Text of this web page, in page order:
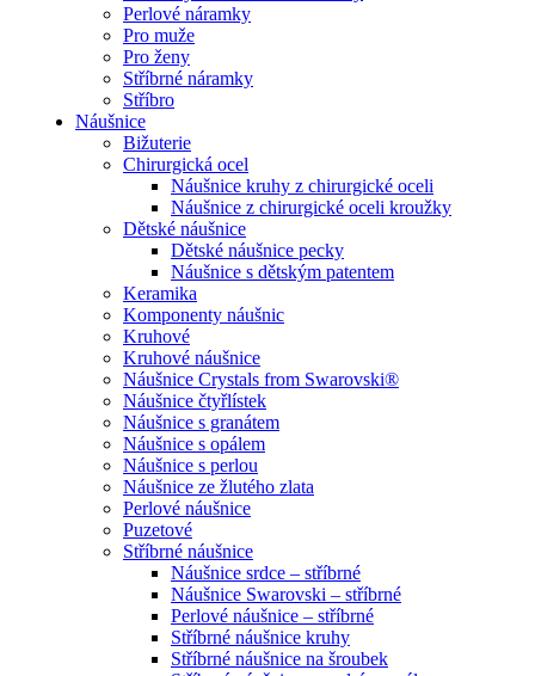
Perlové náramky
Pro muže
Pro ženy
Stříbrné náramky
Stříbro
Náušnice
Bižuterie
Chirurgická ocel
Náušnice kruhy z chirurgické oceli
Náušnice z chirurgické oceli kroužky
Dětské náušnice
Dětské náušnice pecky
Náušnice s dětským patentem
Keramika
Komponenty náušnic
Kruhové
Kruhové náušnice
Náušnice Crystals from Swarovski®
Náušnice čtyřlístek
Náušnice s granátem
Náušnice s opálem
Náušnice s perlou
Náušnice ze žlutého zlata
Perlové náušnice
Puzetové
Stříbrné náušnice
Náušnice srdce – stříbrné
Náušnice Swarovski – stříbrné
Perlové náušnice – stříbrné
Stříbrné náušnice kruhy
Stříbrné náušnice na šroubek